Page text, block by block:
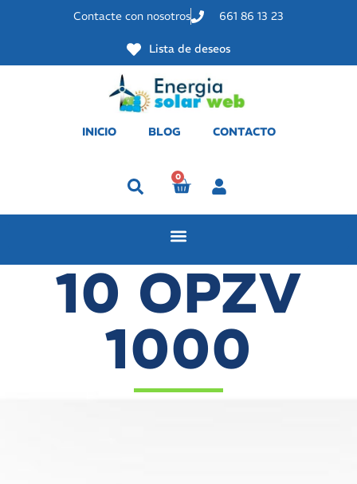
Contacte con nosotros 661 86 13 23
Lista de deseos
INICIO BLOG CONTACTO
0
10 OPZV
1000